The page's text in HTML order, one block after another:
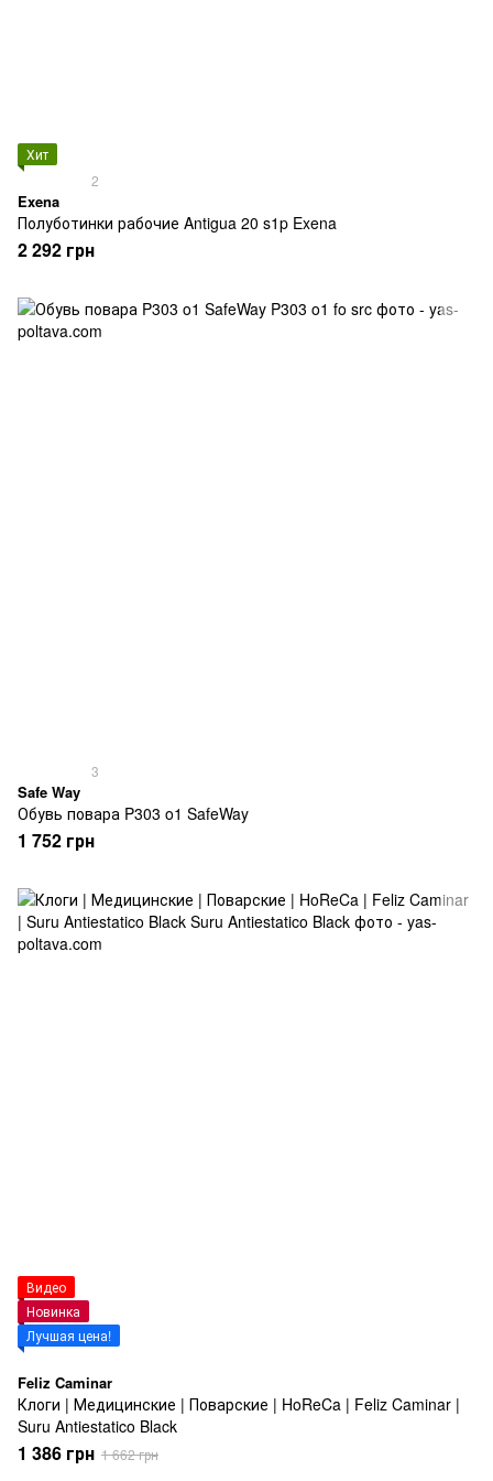
Хит
2
Exena
Полуботинки рабочие Antigua 20 s1p Exena
2 292 грн
3
Safe Way
Обувь повара P303 o1 SafeWay
1 752 грн
Видео
Новинка
Лучшая цена!
Feliz Caminar
Клоги | Медицинские | Поварские | HoReCa | Feliz Caminar |
Suru Antiestatico Black
1 386 грн 1 662 грн